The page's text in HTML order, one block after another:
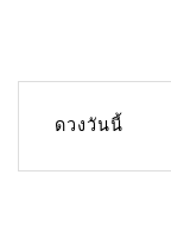
ดวงวันนี้